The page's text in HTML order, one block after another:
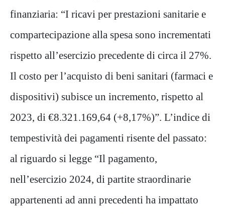
finanziaria: “I ricavi per prestazioni sanitarie e
compartecipazione alla spesa sono incrementati
rispetto all’esercizio precedente di circa il 27%.
Il costo per l’acquisto di beni sanitari (farmaci e
dispositivi) subisce un incremento, rispetto al
2023, di €8.321.169,64 (+8,17%)”. L’indice di
tempestività dei pagamenti risente del passato:
al riguardo si legge “Il pagamento,
nell’esercizio 2024, di partite straordinarie
appartenenti ad anni precedenti ha impattato